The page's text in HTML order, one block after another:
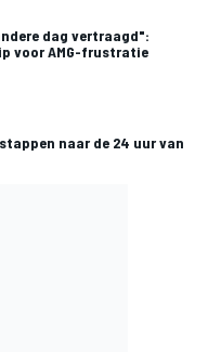
dag vertraagd":
voor AMG-frustratie
naar de 24 uur van